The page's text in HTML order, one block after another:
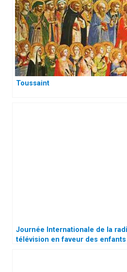
Toussaint
Journée Internationale de la
télévision en faveur des enfants